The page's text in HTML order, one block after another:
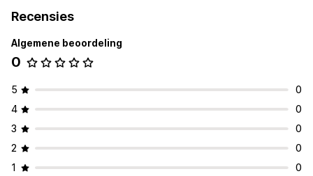
Recensies
Algemene beoordeling
0
5
0
4
0
3
0
2
0
1
0